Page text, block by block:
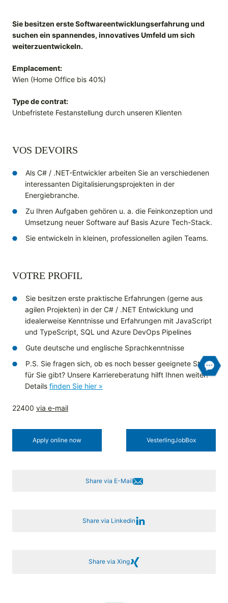
Sie besitzen erste Softwareentwicklungserfahrung und
suchen ein spannendes, innovatives Umfeld um sich
weiterzuentwickeln.
Emplacement:
Wien (Home Office bis 40%)
Type de contrat:
Unbefristete Festanstellung durch unseren Klienten
VOS DEVOIRS
Als C# / .NET-Entwickler arbeiten Sie an verschiedenen
interessanten Digitalisierungsprojekten in der
Energiebranche.
Zu Ihren Aufgaben gehören u. a. die Feinkonzeption und
Umsetzung neuer Software auf Basis Azure Tech-Stack.
Sie entwickeln in kleinen, professionellen agilen Teams.
VOTRE PROFIL
Sie besitzen erste praktische Erfahrungen (gerne aus
agilen Projekten) in der C# / .NET Entwicklung und
idealerweise Kenntnisse und Erfahrungen mit JavaScript
und TypeScript, SQL und Azure DevOps Pipelines
Gute deutsche und englische Sprachkenntnisse
P.S. Sie fragen sich, ob es noch besser geeignete Stellen
für Sie gibt? Unsere Karriereberatung hilft Ihnen weiter!
Details finden Sie hier »
22400 via e-mail
Apply online now Vesterling­JobBox
Share via E-Mail
Share via Linkedin
Share via Xing